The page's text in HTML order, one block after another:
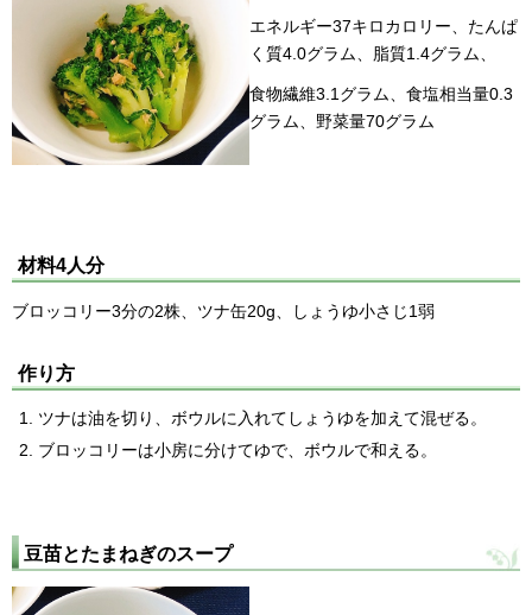
エネルギー37キロカロリー、たんぱ
く質4.0グラム、脂質1.4グラム、
食物繊維3.1グラム、食塩相当量0.3
グラム、野菜量70グラム
材料4人分
ブロッコリー3分の2株、ツナ缶20g、しょうゆ小さじ1弱
作り方
ツナは油を切り、ボウルに入れてしょうゆを加えて混ぜる。
ブロッコリーは小房に分けてゆで、ボウルで和える。
豆苗とたまねぎのスープ